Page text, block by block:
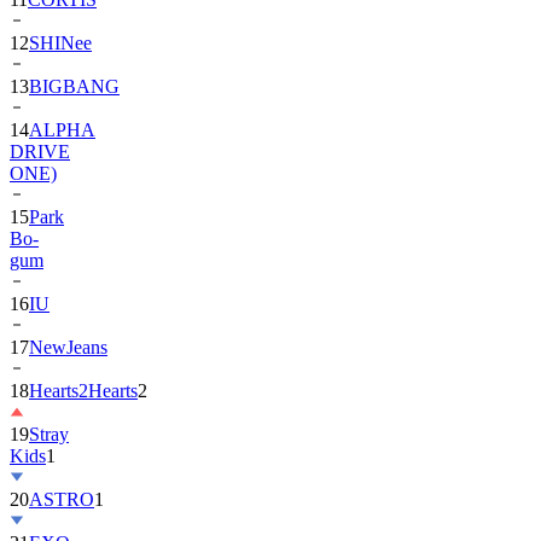
12SHINee
13BIGBANG
14ALPHA
DRIVE
ONE)
15Park
Bo-
gum
16IU
17NewJeans
18Hearts2Hearts2
19Stray
Kids1
20ASTRO1